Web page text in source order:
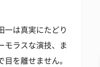
一は真実にたどり
モラスな演技、ま
を離せません。